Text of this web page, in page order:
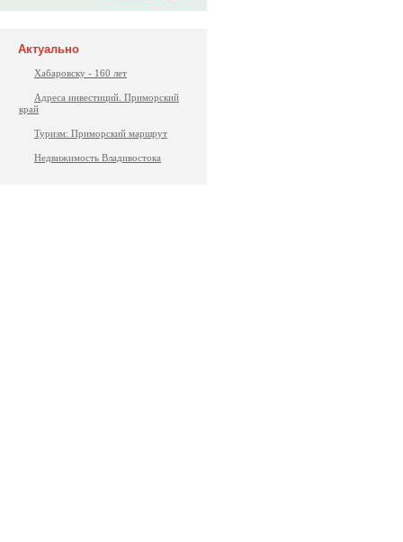
Актуально
Хабаровску - 160 лет
Адреса инвестиций. Приморский
край
Туризм: Приморский маршрут
Недвижимость Владивостока